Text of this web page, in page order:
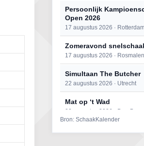
Persoonlijk
Open 2026
17 augustus 2026 ·
Zomeravond
17 augustus 2026 · Rosmalen
Simultaan The Butcher
22 augustus 2026 · Utrecht
Mat op ‘t Wad
22 augustus 2026 · Den
Bron: SchaakKalender